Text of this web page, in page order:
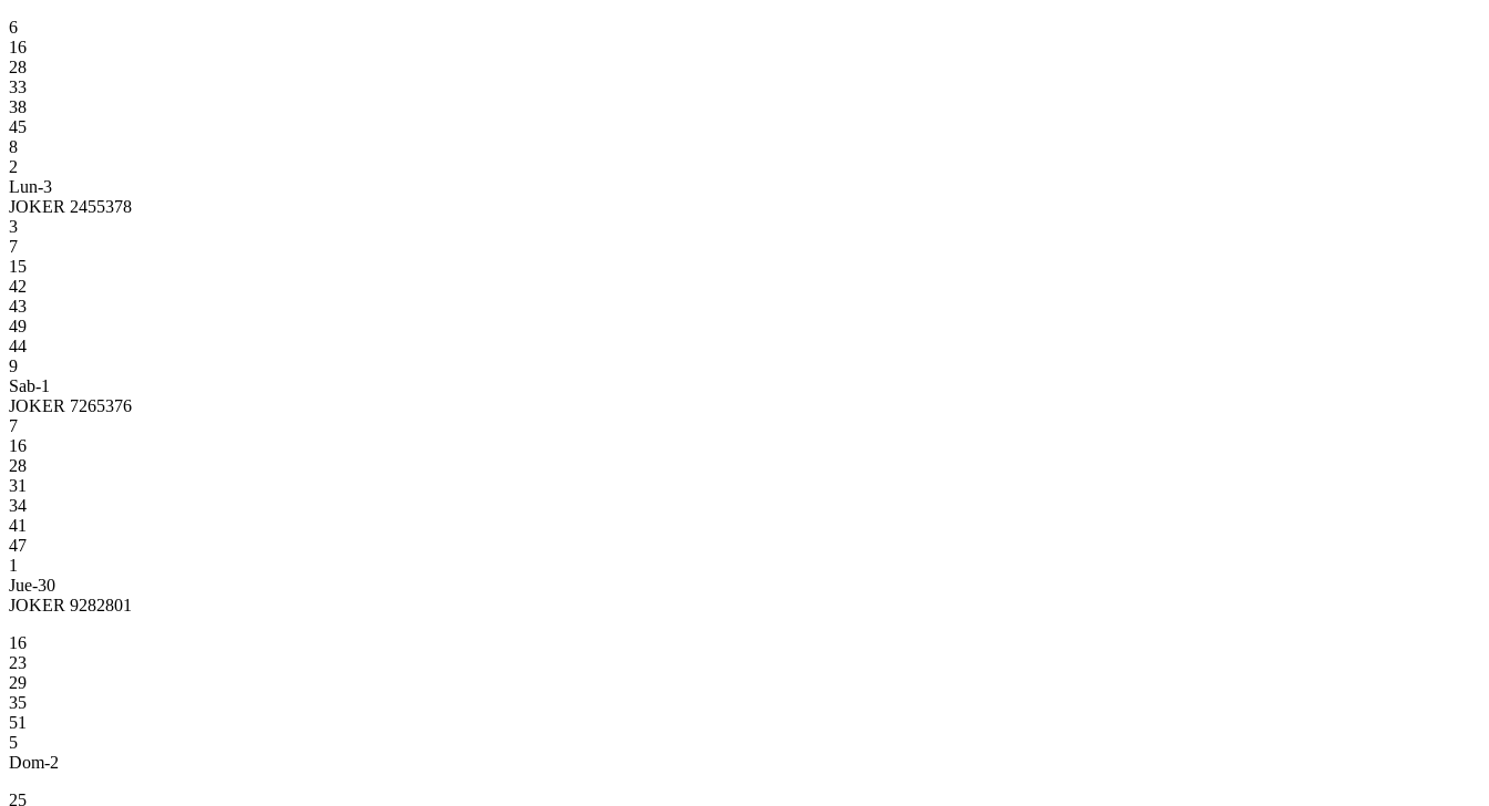
6
16
28
33
38
45
8
2
Lun-3
JOKER 2455378
3
7
15
42
43
49
44
9
Sab-1
JOKER 7265376
7
16
28
31
34
41
47
1
Jue-30
JOKER 9282801
16
23
29
35
51
5
Dom-2
25